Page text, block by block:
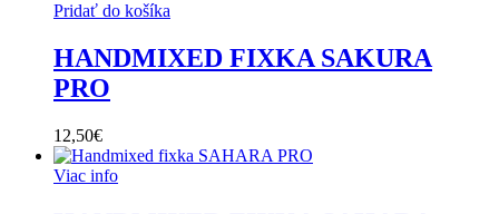
Pridať do košíka
HANDMIXED FIXKA SAKURA
PRO
12,50€
Viac info